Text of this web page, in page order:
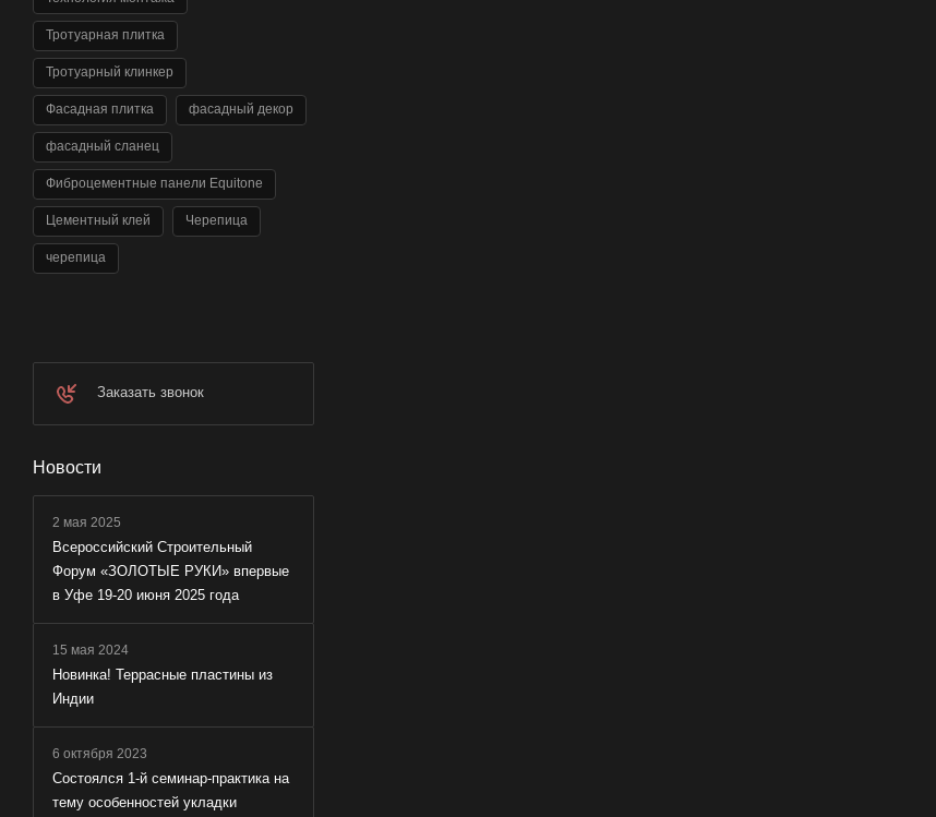
Тротуарная плитка
Тротуарный клинкер
Фасадная плитка фасадный декор
фасадный сланец
Фиброцементные панели Equitone
Цементный клей Черепица
черепица
Заказать звонок
Новости
2 мая 2025
Всероссийский Строительный
Форум «ЗОЛОТЫЕ РУКИ» впервые
в Уфе 19-20 июня 2025 года
15 мая 2024
Новинка! Террасные пластины из
Индии
6 октября 2023
Состоялся 1-й семинар-практика на
тему особенностей укладки